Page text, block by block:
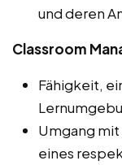
und deren
Classroom
Fähigkeit,
Umgang
eines